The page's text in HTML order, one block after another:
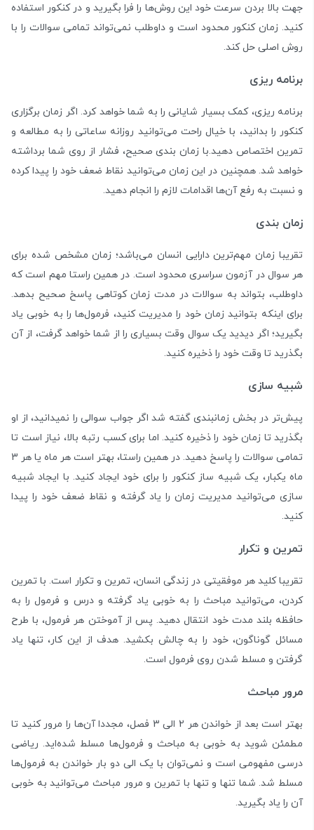
جهت بالا بردن سرعت خود این روش‌ها را فرا بگیرید و در کنکور استفاده
کنید. زمان کنکور محدود است و داوطلب نمی‌تواند تمامی سوالات را با
روش اصلی حل کند.
برنامه ریزی
برنامه ریزی، کمک بسیار شایانی را به شما خواهد کرد. اگر زمان برگزاری
کنکور را بدانید، با خیال راحت می‌توانید روزانه ساعاتی را به مطالعه و
تمرین اختصاص دهید.با زمان بندی صحیح، فشار از روی شما برداشته
خواهد شد. همچنین در این زمان می‌توانید نقاط ضعف خود را پیدا کرده
و نسبت به رفع آن‌ها اقدامات لازم را انجام دهید.
زمان بندی
تقریبا زمان مهم‌ترین دارایی انسان می‌باشد؛ زمان مشخص شده برای
هر سوال در آزمون سراسری محدود است. در همین راستا مهم است که
داوطلب، بتواند به سوالات در مدت زمان کوتاهی پاسخ صحیح بدهد.
برای اینکه بتوانید زمان خود را مدیریت کنید، فرمول‌ها را به خوبی یاد
بگیرید؛ اگر دیدید یک سوال وقت بسیاری را از شما خواهد گرفت، از آن
بگذرید تا وقت خود را ذخیره کنید.
شبیه سازی
پیش‌تر در بخش زمانبندی گفته شد اگر جواب سوالی را نمیدانید، از او
بگذرید تا زمان خود را ذخیره کنید. اما برای کسب رتبه بالا، نیاز است تا
تمامی سوالات را پاسخ دهید. در همین راستا، بهتر است هر ماه یا هر 3
ماه یکبار، یک شبیه ساز کنکور را برای خود ایجاد کنید. با ایجاد شبیه
سازی می‌توانید مدیریت زمان را یاد گرفته و نقاط ضعف خود را پیدا
کنید.
تمرین و تکرار
تقریبا کلید هر موفقیتی در زندگی انسان، تمرین و تکرار است. با تمرین
کردن، می‌توانید مباحث را به خوبی یاد گرفته و درس و فرمول را به
حافظه بلند مدت خود انتقال دهید. پس از آموختن هر فرمول، با طرح
مسائل گوناگون، خود را به چالش بکشید. هدف از این کار، تنها یاد
گرفتن و مسلط شدن روی فرمول است.
مرور مباحث
بهتر است بعد از خواندن هر 2 الی 3 فصل، مجددا آن‌ها را مرور کنید تا
مطمئن شوید به خوبی به مباحث و فرمول‌ها مسلط شده‌اید. ریاضی
درسی مفهومی است و نمی‌توان با یک الی دو بار خواندن به فرمول‌ها
مسلط شد. شما تنها و تنها با تمرین و مرور مباحث می‌توانید به خوبی
آن را یاد بگیرید.